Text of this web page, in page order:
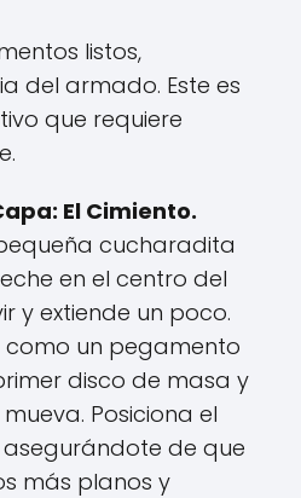
listos,
del armado. Este es
que requiere
El Cimiento.
cucharadita
en el centro del
y extiende un poco.
como un pegamento
disco de masa y
Posiciona el
asegurándote de que
más planos y